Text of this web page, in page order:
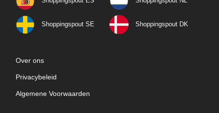
Shoppingspout SE Shoppingspout DK
Over ons
Privacybeleid
Algemene Voorwaarden